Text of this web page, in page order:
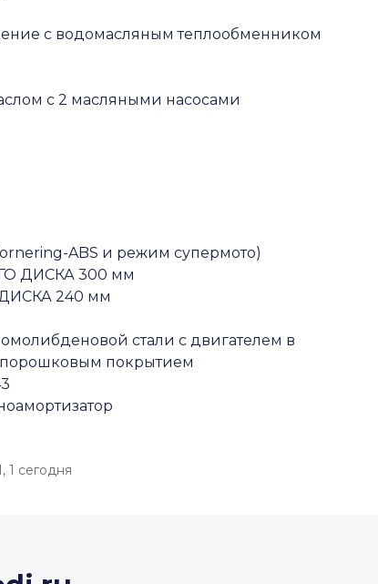
с водомасляным теплообменником
с 2 масляными насосами
ABS и режим супермото)
ДИСКА 300 мм
240 мм
стали с двигателем в
порошковым покрытием
1 сегодня